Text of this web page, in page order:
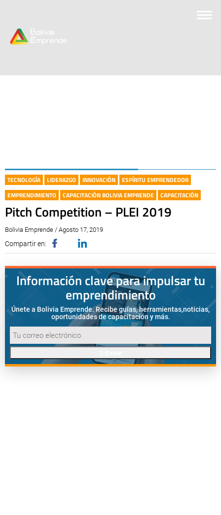
TECNOLOGÍA LIDERAZGO INNOVACIÓN
ESPÍRITU EMPRENDEDOR
EMPRENDIMIENTO
CAPACITACIÓN BOLIVIA EMPRENDE CAPACITACIÓN
Pitch Competition – PLEI 2019
Bolivia Emprende / Agosto 17, 2019
Compartir en:
Información clave para impulsar tu
emprendimiento
Únete a Bolivia Emprende. Recibe guías, herramientas,noticias,
oportunidades de capacitación y más.